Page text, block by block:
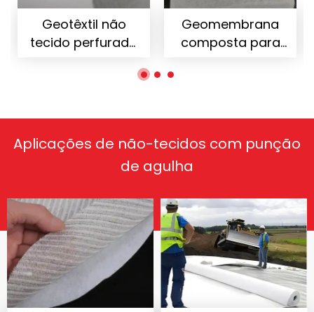
Geotêxtil não
tecido perfurado
Geomembrana
composta para
Aplicações de não-tecidos com punção
de agulha